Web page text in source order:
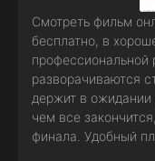
Смотреть фильм
бесплатно, в
профессиональной
разворачиваются
держит в ожидании
чем все
финала. Удобный